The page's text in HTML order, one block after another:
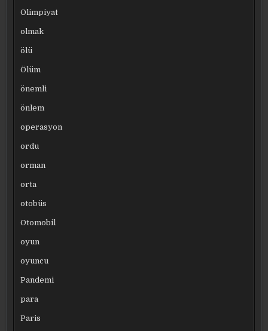
Olimpiyat
olmak
ölü
Ölüm
önemli
önlem
operasyon
ordu
orman
orta
otobüs
Otomobil
oyun
oyuncu
Pandemi
para
Paris